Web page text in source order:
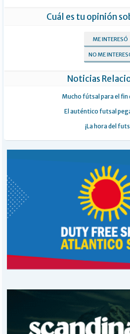
Cuál es tu opinión
ME INTERESÓ
NO ME
Noticias
Mucho fútsal para el fin
El auténtico futsal
¡La hora del